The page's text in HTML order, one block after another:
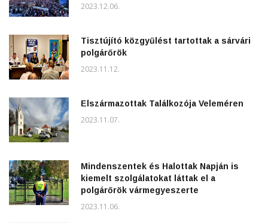
2023.12.06.
Tisztújító közgyűlést tartottak a sárvári
polgárőrök
2023.11.12.
Elszármazottak Találkozója Veleméren
2023.11.07.
Mindenszentek és Halottak Napján is
kiemelt szolgálatokat láttak el a
polgárőrök vármegyeszerte
2023.11.06.